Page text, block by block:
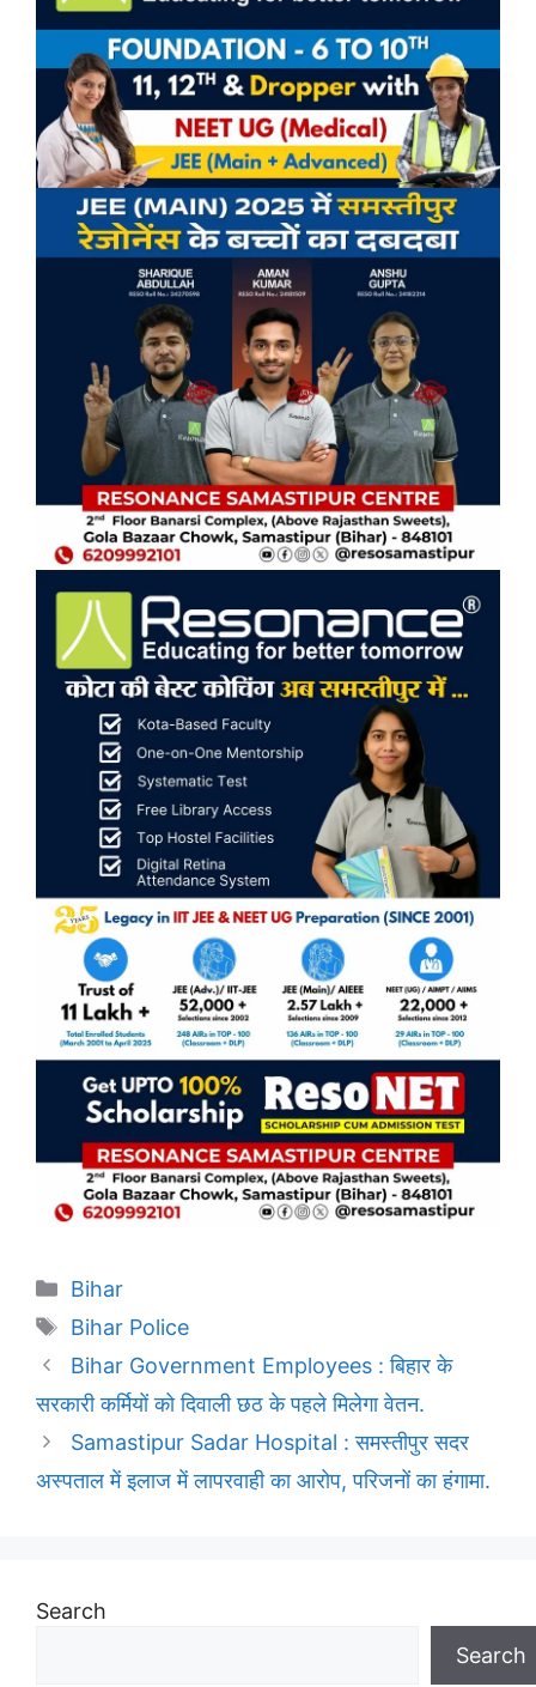
Categories
Bihar
Tags
Bihar Police
Bihar Government Employees : बिहार के
सरकारी कर्मियों को दिवाली छठ के पहले मिलेगा वेतन.
Samastipur Sadar Hospital : समस्तीपुर सदर
अस्पताल में इलाज में लापरवाही का आरोप, परिजनों का हंगामा.
Search
Search